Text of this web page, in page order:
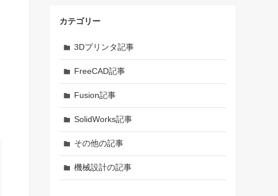
カテゴリー
3Dプリンタ記事
FreeCAD記事
Fusion記事
SolidWorks記事
その他の記事
機械設計の記事